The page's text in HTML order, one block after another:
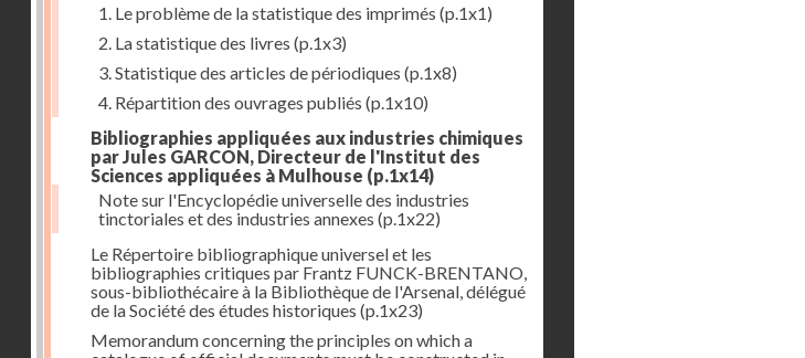
1. Le problème de la statistique des imprimés (p.1x1)
2. La statistique des livres (p.1x3)
3. Statistique des articles de périodiques (p.1x8)
4. Répartition des ouvrages publiés (p.1x10)
Bibliographies appliquées aux industries chimiques
par Jules GARCON, Directeur de l'Institut des
Sciences appliquées à Mulhouse (p.1x14)
Note sur l'Encyclopédie universelle des industries
tinctoriales et des industries annexes (p.1x22)
Le Répertoire bibliographique universel et les
bibliographies critiques par Frantz FUNCK-BRENTANO,
sous-bibliothécaire à la Bibliothèque de l'Arsenal, délégué
de la Société des études historiques (p.1x23)
Memorandum concerning the principles on which a